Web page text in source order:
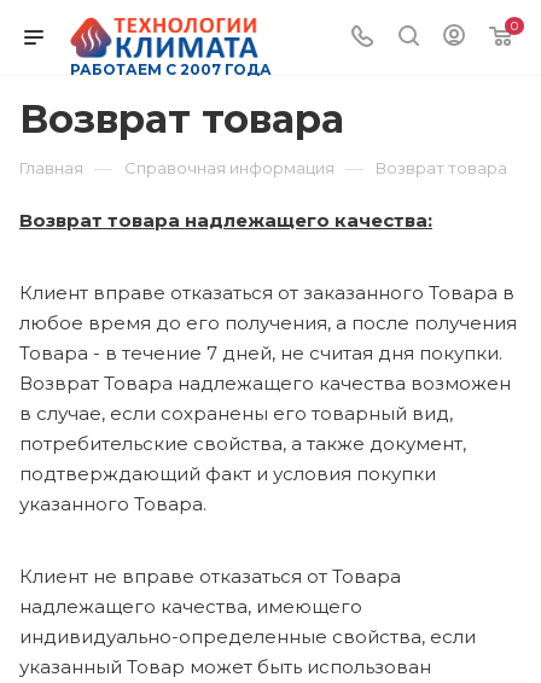
РАБОТАЕМ С 2007 ГОДА
0
Возврат товара
Главная — Справочная информация — Возврат товара
Возврат товара надлежащего качества:
Клиент вправе отказаться от заказанного Товара в
любое время до его получения, а после получения
Товара - в течение 7 дней, не считая дня покупки.
Возврат Товара надлежащего качества возможен
в случае, если сохранены его товарный вид,
потребительские свойства, а также документ,
подтверждающий факт и условия покупки
указанного Товара.
Клиент не вправе отказаться от Товара
надлежащего качества, имеющего
индивидуально-определенные свойства, если
указанный Товар может быть использован